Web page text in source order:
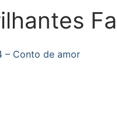
– Conto de amor